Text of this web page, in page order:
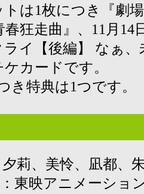
は1枚につき『劇
狂走曲』、11月14
イ【後編】 なぁ
カードです。
き特典は1つです。
莉、美怜、凪都、
東映アニメーショ